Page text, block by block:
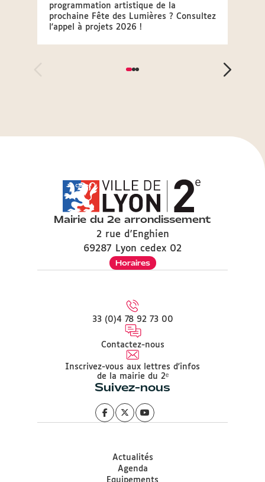
programmation artistique de la
prochaine Fête des Lumières ? Consultez
l'appel à projets 2026 !
Mairie du 2e arrondissement
2 rue d'Enghien
69287 Lyon cedex 02
Horaires
33 (0)4 78 92 73 00
Contactez-nous
Inscrivez-vous aux lettres d'infos
de la mairie du 2ᵉ
Suivez-nous
Actualités
Agenda
Equipements